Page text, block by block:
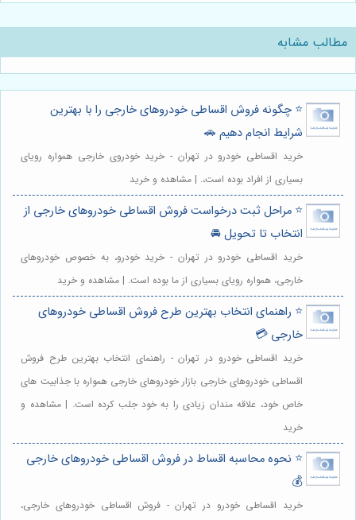
مطالب مشابه
⭐️ چگونه فروش اقساطی خودروهای خارجی را با بهترین
شرایط انجام دهیم 🚗
خرید اقساطی خودرو در تهران - خرید خودروی خارجی همواره رویای
بسیاری از افراد بوده است،. | مشاهده و خرید
⭐️ مراحل ثبت درخواست فروش اقساطی خودروهای خارجی از
انتخاب تا تحویل 🚘
خرید اقساطی خودرو در تهران - خرید خودرو، به خصوص خودروهای
خارجی، همواره رویای بسیاری از ما بوده است. | مشاهده و خرید
⭐️ راهنمای انتخاب بهترین طرح فروش اقساطی خودروهای
خارجی 💳
خرید اقساطی خودرو در تهران - راهنمای انتخاب بهترین طرح فروش
اقساطی خودروهای خارجی بازار خودروهای خارجی همواره با جذابیت های
خاص خود، علاقه مندان زیادی را به خود جلب کرده است. | مشاهده و
خرید
⭐️ نحوه محاسبه اقساط در فروش اقساطی خودروهای خارجی
💰
خرید اقساطی خودرو در تهران - فروش اقساطی خودروهای خارجی،